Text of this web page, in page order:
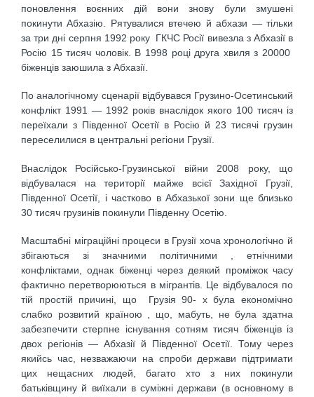
поновлення воєнних дій вони знову були змушені
покинути Абхазію. Рятувалися втечею й абхази — тільки
за три дні серпня 1992 року ГКЧС Росії вивезла з Абхазії в
Росію 15 тисяч чоловік. В 1998 році друга хвиля з 20000
біженців заюшила з Абхазії.
По аналогічному сценарії відбувався Грузино-Осетинський
конфлікт 1991 — 1992 років внаслідок якого 100 тисяч із
переїхали з Південної Осетії в Росію й 23 тисячі грузин
переселилися в центральні регіони Грузії.
Внаслідок Російсько-Грузинської війни 2008 року, що
відбувалася на території майже всієї Західної Грузії,
Південної Осетії, і частково в Абхазької зони ще близько
30 тисяч грузинів покинули Південну Осетію.
Масштабні міграційні процеси в Грузії хоча хронологічно й
збігаються зі значними політичними , етнічними
конфліктами, однак біженці через деякий проміжок часу
фактично перетворюються в мігрантів. Це відбувалося по
тій простій причині, що Грузія 90- х була економічно
слабко розвитий країною , що, мабуть, не була здатна
забезпечити стерпне існування сотням тисяч біженців із
двох регіонів — Абхазії й Південної Осетії. Тому через
якийсь час, незважаючи на спроби держави підтримати
цих нещасних людей, багато хто з них покинули
батьківщину й виїхали в суміжні держави (в основному в